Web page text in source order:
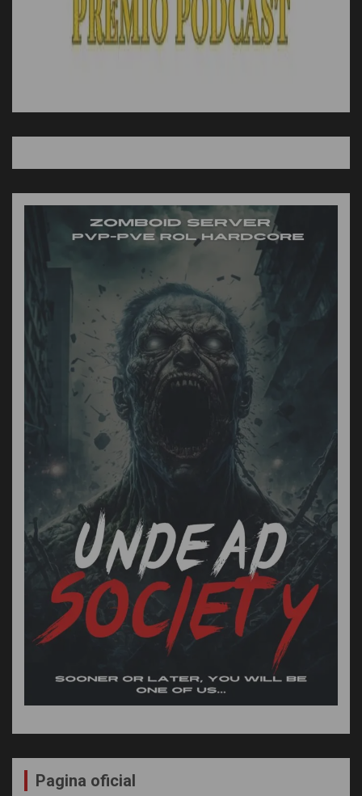
Pagina oficial